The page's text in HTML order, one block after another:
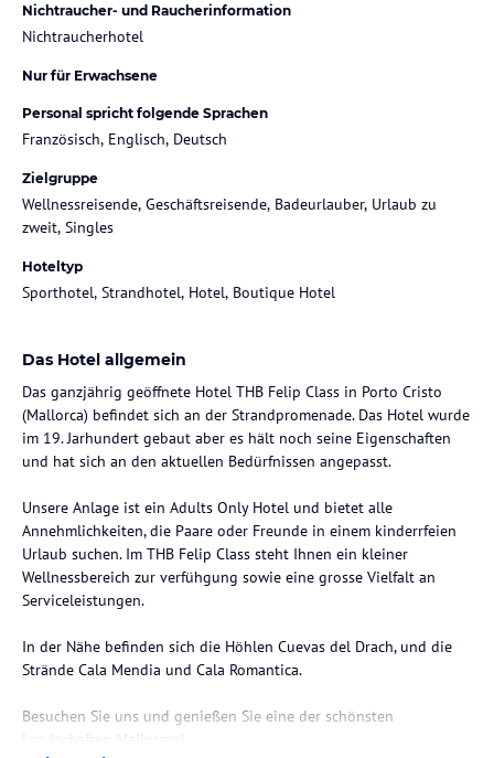
Nichtraucher- und Raucherinformation
Nichtraucherhotel
Nur für Erwachsene
Personal spricht folgende Sprachen
Französisch, Englisch, Deutsch
Zielgruppe
Wellnessreisende, Geschäftsreisende, Badeurlauber, Urlaub zu
zweit, Singles
Hoteltyp
Sporthotel, Strandhotel, Hotel, Boutique Hotel
Das Hotel allgemein
Das ganzjährig geöffnete Hotel THB Felip Class in Porto Cristo
(Mallorca) befindet sich an der Strandpromenade. Das Hotel wurde
im 19. Jarhundert gebaut aber es hält noch seine Eigenschaften
und hat sich an den aktuellen Bedürfnissen angepasst.
Unsere Anlage ist ein Adults Only Hotel und bietet alle
Annehmlichkeiten, die Paare oder Freunde in einem kinderrfeien
Urlaub suchen. Im THB Felip Class steht Ihnen ein kleiner
Wellnessbereich zur verfühgung sowie eine grosse Vielfalt an
Serviceleistungen.
In der Nähe befinden sich die Höhlen Cuevas del Drach, und die
Strände Cala Mendia und Cala Romantica.
Besuchen Sie uns und genießen Sie eine der schönsten
Landschaften Mallorcas!